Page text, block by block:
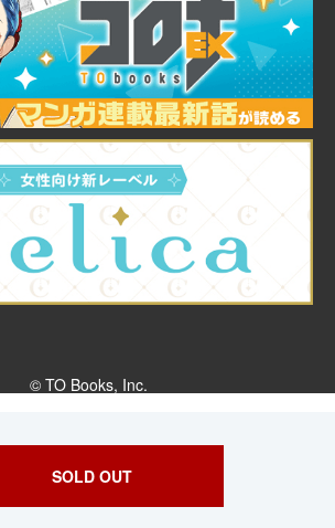
SOLD OUT
© TO Books, Inc.